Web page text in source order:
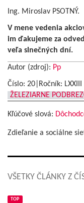
Ing. Miroslav PSOTNÝ.
V mene vedenia
im ďakujeme za
veľa slnečných dní.
Autor (zdroj): Pp
Číslo: 20|Ročník:
ŽELEZIARNE
Kľúčové slová:
Zdieľanie a sociálne
VŠETKY ČLÁNKY Z
TOP